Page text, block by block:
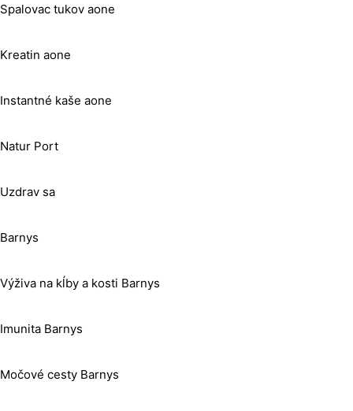
Spalovac tukov aone
Kreatin aone
Instantné kaše aone
Natur Port
Uzdrav sa
Barnys
Výživa na kĺby a kosti Barnys
Imunita Barnys
Močové cesty Barnys